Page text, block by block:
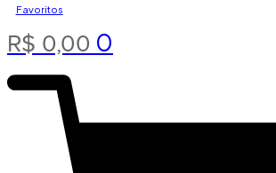
Favoritos
R$ 0,00 0